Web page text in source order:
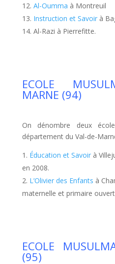
Al-Oumma à Montreuil
Instruction et Savoirà
Al-Razi à Pierrefitte.
ECOLE
MARNE (94)
On dénombre deux
département du Val-de-
Éducation et Savoirà
en 2008.
L’Olivier des Enfants à
maternelle et primaire
ECOLE
(95)